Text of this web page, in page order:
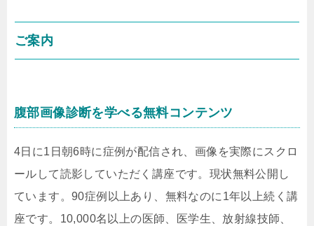
ご案内
腹部画像診断を学べる無料コンテンツ
4日に1日朝6時に症例が配信され、画像を実際にスクロ
ールして読影していただく講座です。現状無料公開し
ています。90症例以上あり、無料なのに1年以上続く講
座です。10,000名以上の医師、医学生、放射線技師、